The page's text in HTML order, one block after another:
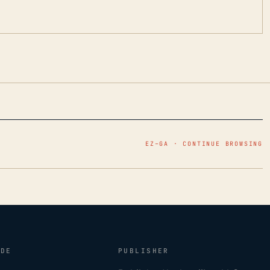
EZ–GA · CONTINUE BROWSING
PUBLISHER